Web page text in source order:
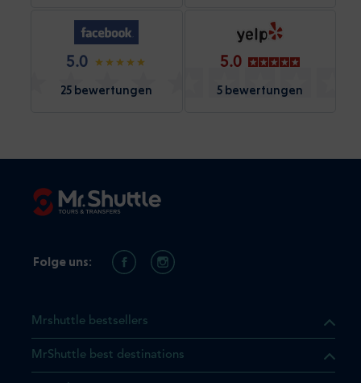
5.0
25 bewertungen
5.0
5 bewertungen
dass sich das Produkt, das
Mrshuttle bestsellers
MrShuttle best destinations
Folge uns: